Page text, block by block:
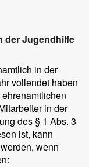
der Jugendhilfe
in der
vollendet haben
in der
des § 1 Abs. 3
ist, kann
wenn